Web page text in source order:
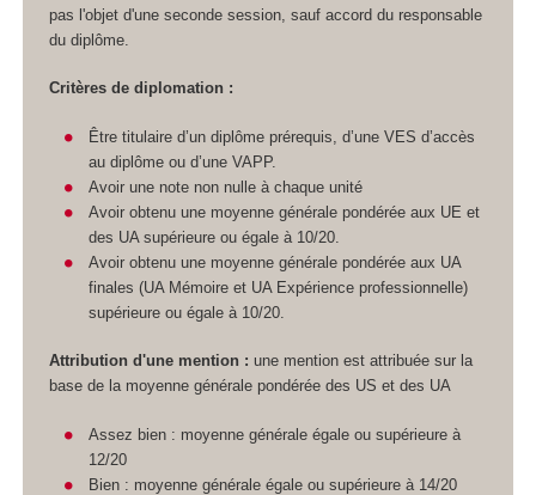
pas l'objet d'une seconde session, sauf accord du responsable
du diplôme.
Critères de diplomation :
Être titulaire d’un diplôme prérequis, d’une VES d’accès
au diplôme ou d’une VAPP.​​​​​​
Avoir une note non nulle à chaque unité
Avoir obtenu une moyenne générale pondérée aux UE et
des UAsupérieure ou égale à 10/20.
Avoir obtenu une moyenne générale pondérée aux UA
finales (UAMémoire et UAExpérience professionnelle)
supérieure ou égale à 10/20.
Attribution d'une mention : une mention est attribuée sur la
base de la moyenne générale pondérée des US et des UA
Assez bien : moyenne générale égale ou supérieure à
12/20
Bien : moyenne générale égale ou supérieure à 14/20